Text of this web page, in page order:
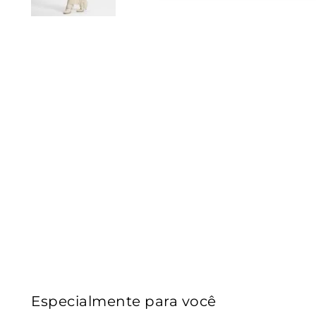
Especialmente para você